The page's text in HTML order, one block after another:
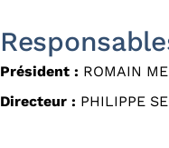
Président : ROMAIN
Directeur : PHILIPPE